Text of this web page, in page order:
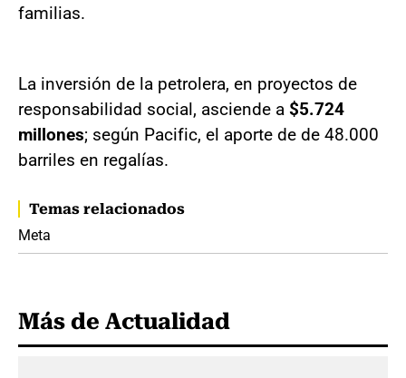
familias.
La inversión de la petrolera, en proyectos de
responsabilidad social, asciende a $5.724
millones; según Pacific, el aporte de de 48.000
barriles en regalías.
Temas relacionados
Meta
Más de Actualidad